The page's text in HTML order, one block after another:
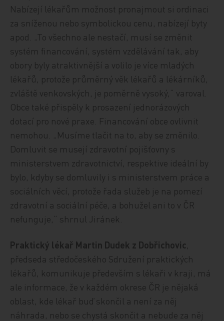
Nabízejí lékařům možnost pronajmout si ordinaci
za sníženou nebo symbolickou cenu, nabízejí byty
apod. „To všechno ale nestačí, musí se změnit
systém financování, systém vzdělávání tak, aby
obory byly atraktivnější a volilo je více mladých
lékařů, protože průměrný věk lékařů a lékárníků,
zvláště venkovských, je poměrně vysoký,“ varoval.
Obce také přispěly k prosazení jednorázových
dotací pro nové praxe. Financování obce ovlivnit
nemohou. „Musíme tlačit na to, aby se změnilo.
Domluvit se musejí zdravotní pojišťovny s
ministerstvem zdravotnictví, respektive ideální by
bylo, kdyby se domluvily i s ministerstvem práce a
sociálních věcí, protože řada služeb je na pomezí
zdravotní a sociální péče, a bohužel ani to v ČR
nefunguje,“ shrnul Jiránek.
Praktický lékař Martin Dudek z Dobřichovic,
předseda středočeského Sdružení praktických
lékařů, komunikuje především s lékaři v kraji, má
ale informace, že v každém okrese ČR je nějaká
oblast, kde lékař buď skončil a není za něj
náhrada, nebo se chystá skončit a nebude za něj